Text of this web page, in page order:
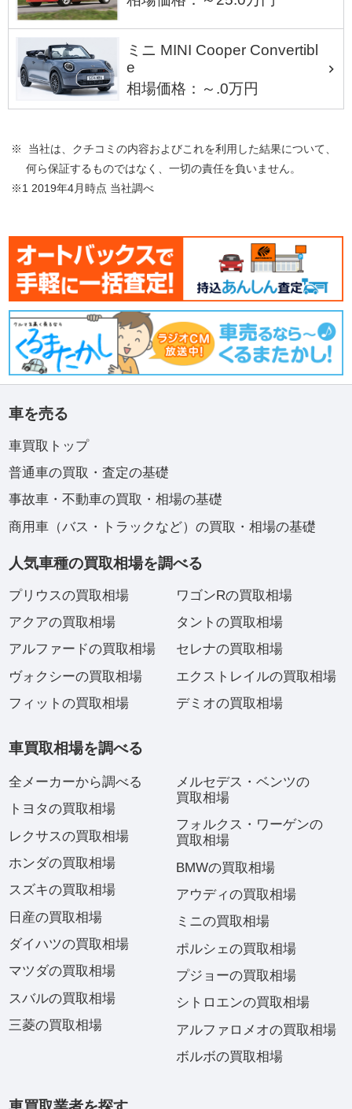
ミニ MINI Cooper Convertibl
e
相場価格：～.0万円
※ 当社は、クチコミの内容およびこれを利用した結果について、
何ら保証するものではなく、一切の責任を負いません。
※1 2019年4月時点 当社調べ
車を売る
車買取トップ
普通車の買取・査定の基礎
事故車・不動車の買取・相場の基礎
商用車（バス・トラックなど）の買取・相場の基礎
人気車種の買取相場を調べる
プリウスの買取相場
アクアの買取相場
アルファードの買取相場
ヴォクシーの買取相場
フィットの買取相場
ワゴンRの買取相場
タントの買取相場
セレナの買取相場
エクストレイルの買取相場
デミオの買取相場
車買取相場を調べる
全メーカーから調べる
トヨタの買取相場
レクサスの買取相場
ホンダの買取相場
スズキの買取相場
日産の買取相場
ダイハツの買取相場
マツダの買取相場
スバルの買取相場
三菱の買取相場
メルセデス・ベンツの
買取相場
フォルクス・ワーゲンの
買取相場
BMWの買取相場
アウディの買取相場
ミニの買取相場
ポルシェの買取相場
プジョーの買取相場
シトロエンの買取相場
アルファロメオの買取相場
ボルボの買取相場